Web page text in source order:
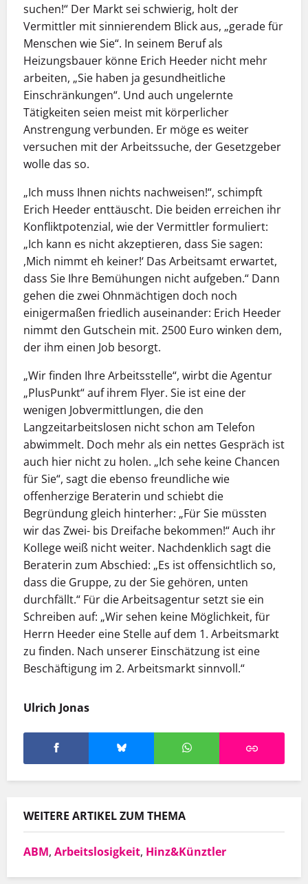
suchen!“ Der Markt sei schwierig, holt der
Vermittler mit sinnierendem Blick aus, „gerade für
Menschen wie Sie“. In seinem Beruf als
Heizungsbauer könne Erich Heeder nicht mehr
arbeiten, „Sie haben ja gesundheitliche
Einschränkungen“. Und auch ungelernte
Tätigkeiten seien meist mit körperlicher
Anstrengung verbunden. Er möge es weiter
versuchen mit der Arbeitssuche, der Gesetzgeber
wolle das so.
„Ich muss Ihnen nichts nachweisen!“, schimpft
Erich Heeder enttäuscht. Die beiden erreichen ihr
Konfliktpotenzial, wie der Vermittler formuliert:
„Ich kann es nicht akzeptieren, dass Sie sagen:
,Mich nimmt eh keiner!‘ Das Arbeitsamt erwartet,
dass Sie Ihre Bemühungen nicht aufgeben.“ Dann
gehen die zwei Ohnmächtigen doch noch
einigermaßen friedlich auseinander: Erich Heeder
nimmt den Gutschein mit. 2500 Euro winken dem,
der ihm einen Job besorgt.
„Wir finden Ihre Arbeitsstelle“, wirbt die Agentur
„PlusPunkt“ auf ihrem Flyer. Sie ist eine der
wenigen Jobvermittlungen, die den
Langzeitarbeitslosen nicht schon am Telefon
abwimmelt. Doch mehr als ein nettes Gespräch ist
auch hier nicht zu holen. „Ich sehe keine Chancen
für Sie“, sagt die ebenso freundliche wie
offenherzige Beraterin und schiebt die
Begründung gleich hinterher: „Für Sie müssten
wir das Zwei- bis Dreifache bekommen!“ Auch ihr
Kollege weiß nicht weiter. Nachdenklich sagt die
Beraterin zum Abschied: „Es ist offensichtlich so,
dass die Gruppe, zu der Sie gehören, unten
durchfällt.“ Für die Arbeitsagentur setzt sie ein
Schreiben auf: „Wir sehen keine Möglichkeit, für
Herrn Heeder eine Stelle auf dem 1. Arbeitsmarkt
zu finden. Nach unserer Einschätzung ist eine
Beschäftigung im 2. Arbeitsmarkt sinnvoll.“
Ulrich Jonas
WEITERE ARTIKEL ZUM THEMA
ABM, Arbeitslosigkeit, Hinz&Künztler